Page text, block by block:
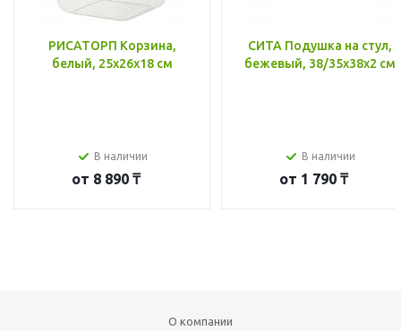
РИСАТОРП Корзина,
белый, 25x26x18 см
В наличии
от 8 890 ₸
СИТА Подушка на стул,
бежевый, 38/35x38x2 см
В наличии
от 1 790 ₸
О компании